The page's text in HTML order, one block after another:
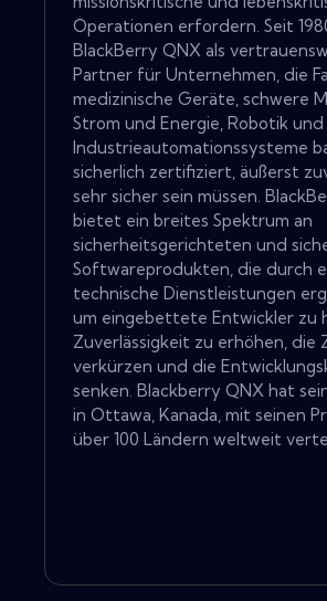
Operationen erfordern. Seit
BlackBerry QNX als
Partner für Unternehmen, die
medizinische Geräte, schwere
Strom und Energie, Robotik und
Industrieautomationssysteme
sicherlich zertifiziert, äußerst
sehr sicher sein müssen.
bietet ein breites Spektrum an
sicherheitsgerichteten und
Softwareprodukten, die durch
technische Dienstleistungen
um eingebettete Entwickler zu
Zuverlässigkeit zu erhöhen, die
verkürzen und die
senken. Blackberry QNX hat
in Ottawa, Kanada, mit seinen
über 100 Ländern weltweit